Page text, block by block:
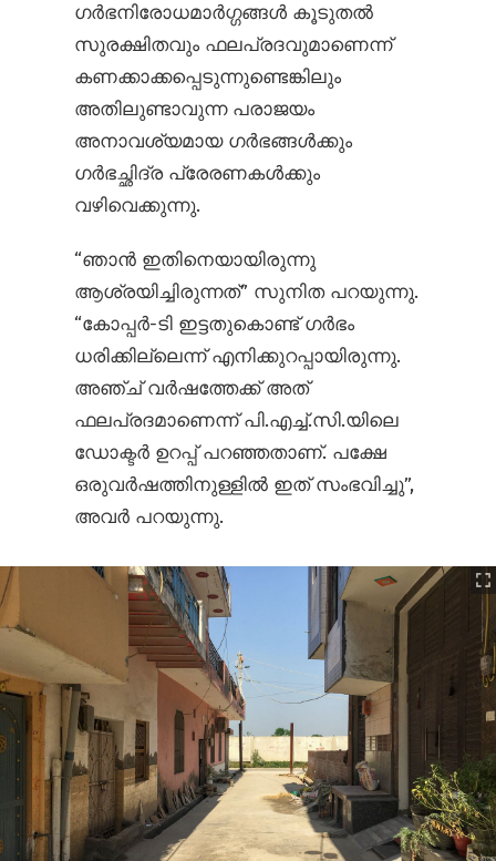
ഗർഭനിരോധമാർഗ്ഗങ്ങൾ കൂടുതൽ
സുരക്ഷിതവും ഫലപ്രദവുമാണെന്ന്
കണക്കാക്കപ്പെടുന്നുണ്ടെങ്കിലും
അതിലുണ്ടാവുന്ന പരാജയം
അനാവശ്യമായ ഗർഭങ്ങൾക്കും
ഗർഭച്ഛിദ്ര പ്രേരണകൾക്കും
വഴിവെക്കുന്നു.
“ഞാൻ ഇതിനെയായിരുന്നു
ആശ്രയിച്ചിരുന്നത്” സുനിത പറയുന്നു.
“കോപ്പർ-ടി ഇട്ടതുകൊണ്ട് ഗർഭം
ധരിക്കില്ലെന്ന് എനിക്കുറപ്പായിരുന്നു.
അഞ്ച് വർഷത്തേക്ക് അത്
ഫലപ്രദമാണെന്ന് പി.എച്ച്.സി.യിലെ
ഡോക്ടർ ഉറപ്പ് പറഞ്ഞതാണ്. പക്ഷേ
ഒരുവർഷത്തിനുള്ളിൽ ഇത് സംഭവിച്ചു”,
അവർ പറയുന്നു.